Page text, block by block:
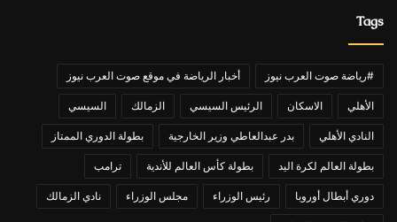
Tags
#رياضة صوت العرب نيوز أخبار الرياضة في موقع صوت العرب نيوز
الأهلي الاسكان الرئيس السيسي الزمالك السيسي
النادي الأهلي بدر عبدالعاطي وزير الخارجية بطولة الدوري الممتاز
بطولة العالم لكرة اليد بطولة كأس العالم للأندية ترامب
دوري أبطال أوروبا رئيس الوزراء مجلس الوزراء نادي الزمالك